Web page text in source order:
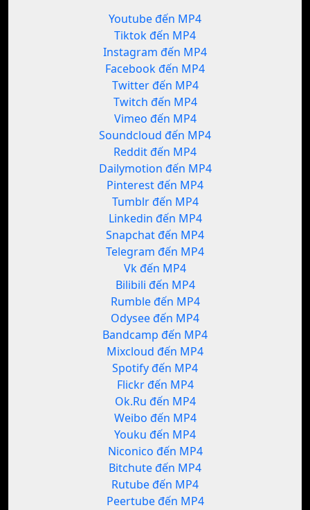
Youtube đến MP4
Tiktok đến MP4
Instagram đến MP4
Facebook đến MP4
Twitter đến MP4
Twitch đến MP4
Vimeo đến MP4
Soundcloud đến MP4
Reddit đến MP4
Dailymotion đến MP4
Pinterest đến MP4
Tumblr đến MP4
Linkedin đến MP4
Snapchat đến MP4
Telegram đến MP4
Vk đến MP4
Bilibili đến MP4
Rumble đến MP4
Odysee đến MP4
Bandcamp đến MP4
Mixcloud đến MP4
Spotify đến MP4
Flickr đến MP4
Ok.Ru đến MP4
Weibo đến MP4
Youku đến MP4
Niconico đến MP4
Bitchute đến MP4
Rutube đến MP4
Peertube đến MP4